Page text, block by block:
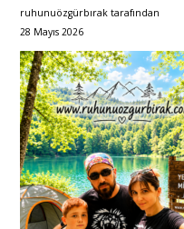
ruhunuözgürbırak tarafından
28 Mayıs 2026